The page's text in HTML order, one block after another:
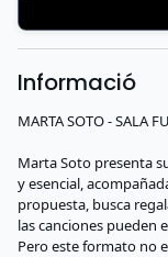
Informació
MARTA SOTO - SALA
Marta Soto presenta
y esencial,
propuesta, busca
las canciones pueden
Pero este formato no